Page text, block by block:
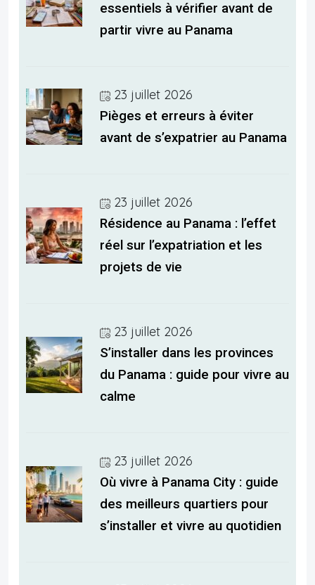
essentiels à vérifier avant de
partir vivre au Panama
23 juillet 2026
Pièges et erreurs à éviter
avant de s’expatrier au Panama
23 juillet 2026
Résidence au Panama : l’effet
réel sur l’expatriation et les
projets de vie
23 juillet 2026
S’installer dans les provinces
du Panama : guide pour vivre au
calme
23 juillet 2026
Où vivre à Panama City : guide
des meilleurs quartiers pour
s’installer et vivre au quotidien